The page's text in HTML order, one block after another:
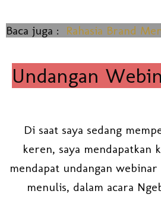
Baca juga : Rahasia Brand
Undangan
Di saat saya sedang
keren, saya mendapatkan
mendapat undangan
menulis, dalam acara